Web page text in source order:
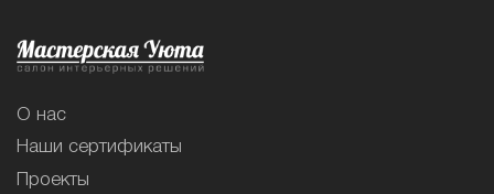
О нас
Наши сертификаты
Проекты